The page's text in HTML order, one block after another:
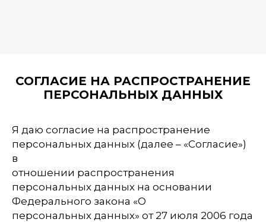
СОГЛАСИЕ НА РАСПРОСТРАНЕНИЕ
ПЕРСОНАЛЬНЫХ ДАННЫХ
Я даю согласие на распространение
персональных данных (далее – «Согласие»)
в
отношении распространения
персональных данных на основании
Федерального закона «О
персональных данных» от 27 июля 2006 года